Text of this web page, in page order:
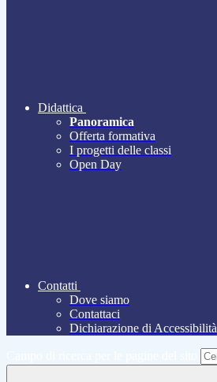
Didattica
Panoramica
Offerta formativa
I progetti delle classi
Open Day
Contatti
Dove siamo
Contattaci
Dichiarazione di Accessibilità